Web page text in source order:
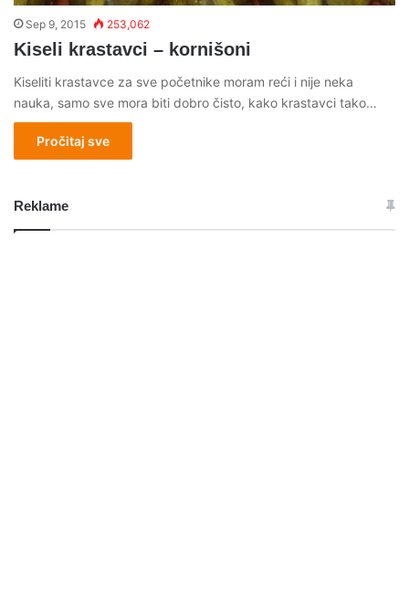
Sep 9, 2015 253,062
Kiseli krastavci – kornišoni
Kiseliti krastavce za sve početnike moram reći i nije neka
nauka, samo sve mora biti dobro čisto, kako krastavci tako…
Pročitaj sve
Reklame